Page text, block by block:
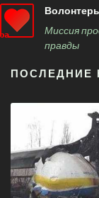
Миссия
правды
ПОСЛЕДНИЕ